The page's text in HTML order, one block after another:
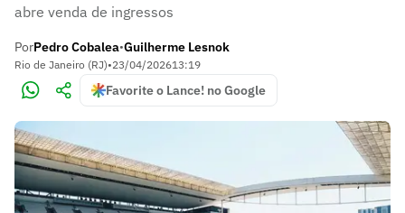
abre venda de ingressos
PorPedro Cobalea•Guilherme Lesnok
Rio de Janeiro (RJ)•23/04/202613:19
Favorite o Lance! no Google